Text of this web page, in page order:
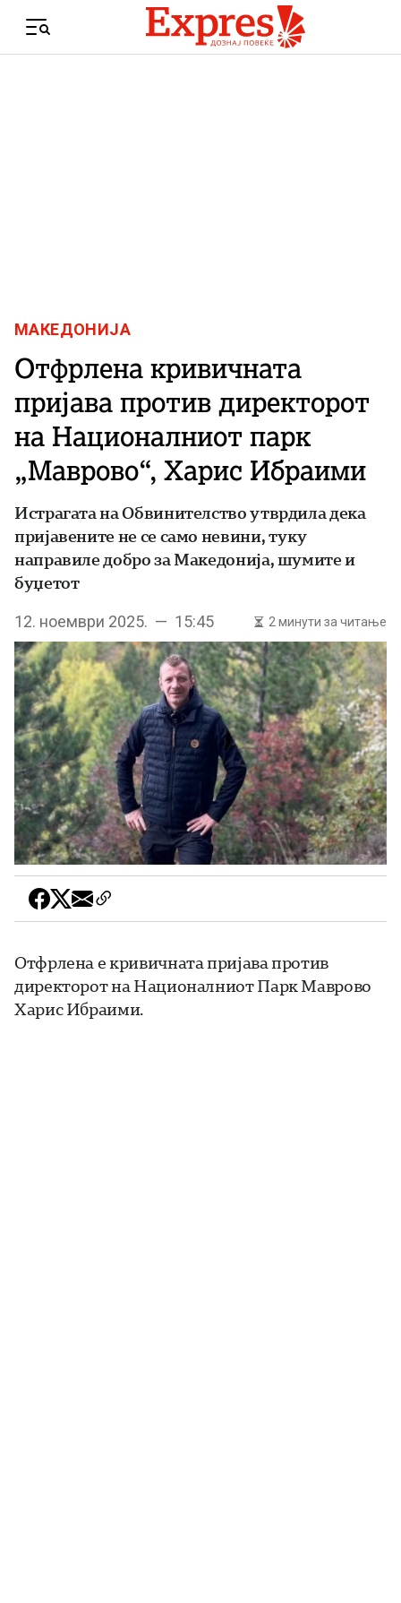
Menu
МАКЕДОНИЈА
Отфрлена кривичната
пријава против директорот
на Националниот парк
„Маврово“, Харис Ибраими
Истрагата на Обвинителство утврдила дека
пријавените не се само невини, туку
направиле добро за Македонија, шумите и
буџетот
12. ноември 2025. — 15:45 2 минути за читање
Отфрлена е кривичната пријава против
директорот на Националниот Парк Маврово
Харис Ибраими.